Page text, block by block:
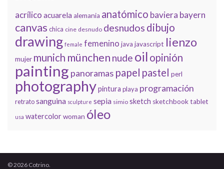
acrílico acuarela alemania anatómico baviera bayern
canvas chica cine desnudo desnudos dibujo
drawing female femenino java javascript lienzo
mujer munich münchen nude oil opinión
painting panoramas papel pastel perl
photographypintura playa programación
retratosanguina sculpture sepia simio sketch sketchbooktablet
usa watercolorwoman óleo
© 2026 Cotrino.